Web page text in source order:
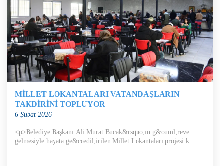
MİLLET LOKANTALARI VATANDAŞLARIN
TAKDİRİNİ TOPLUYOR
6 Şubat 2026
<p>Belediye Başkanı Ali Murat Bucak&rsquo;ın g&ouml;reve
gelmesiyle hayata ge&ccedil;irilen Millet Lokantaları projesi k...